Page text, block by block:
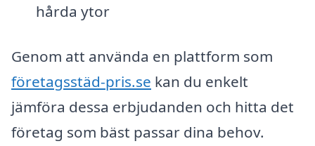
hårda ytor
Genom att använda en plattform som
företagsstäd-pris.se kan du enkelt
jämföra dessa erbjudanden och hitta det
företag som bäst passar dina behov.